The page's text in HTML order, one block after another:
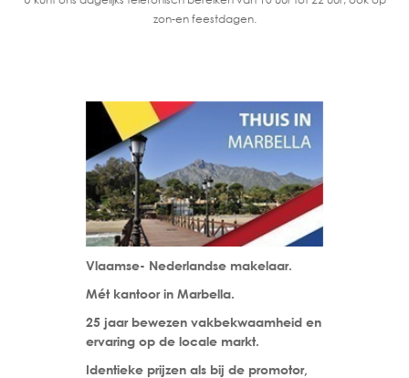
zon-en feestdagen.
Vlaamse- Nederlandse makelaar.
Mét kantoor in Marbella.
25 jaar bewezen vakbekwaamheid en
ervaring op de locale markt.
Identieke prijzen als bij de promotor,